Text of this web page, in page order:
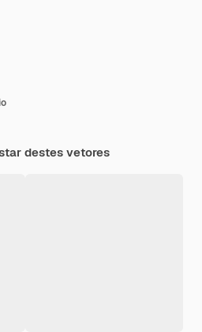
destes vetores